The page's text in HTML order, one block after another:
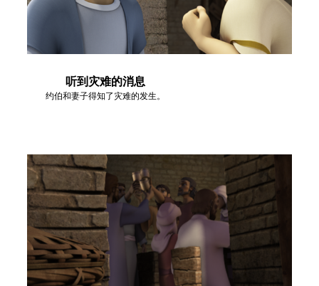
听到灾难的消息
约伯和妻子得知了灾难的发生。